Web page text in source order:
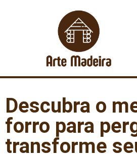
Descubra o
forro para
transforme